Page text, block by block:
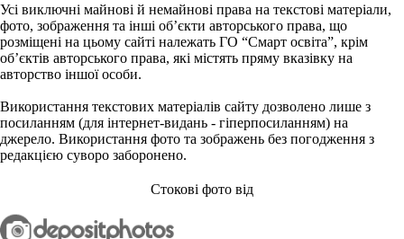
Усі виключні майнові й немайнові права на текстові матеріали,
фото, зображення та інші об’єкти авторського права, що
розміщені на цьому сайті належать ГО “Смарт освіта”, крім
об’єктів авторського права, які містять пряму вказівку на
авторство іншої особи.
Використання текстових матеріалів сайту дозволено лише з
посиланням (для інтернет-видань - гіперпосиланням) на
джерело. Використання фото та зображень без погодження з
редакцією суворо заборонено.
Стокові фото від